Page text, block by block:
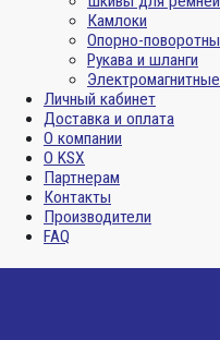
Камлоки
Опорно-
Рукава и шланги
Личный кабинет
Доставка и оплата
О компании
О KSX
Партнерам
Контакты
Производители
FAQ